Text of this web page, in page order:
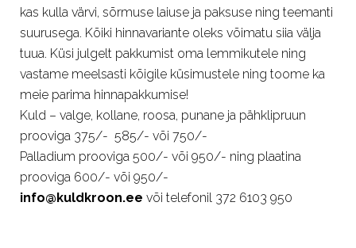
kas kulla värvi, sõrmuse laiuse ja paksuse ning teemanti
suurusega. Kõiki hinnavariante oleks võimatu siia välja
tuua. Küsi julgelt pakkumist oma lemmikutele ning
vastame meelsasti kõigile küsimustele ning toome ka
meie parima hinnapakkumise!
Kuld – valge, kollane, roosa, punane ja pähklipruun
prooviga 375/- 585/- või 750/-
Palladium prooviga 500/- või 950/- ning plaatina
prooviga 600/- või 950/-
info@kuldkroon.ee või telefonil 372 6103 950